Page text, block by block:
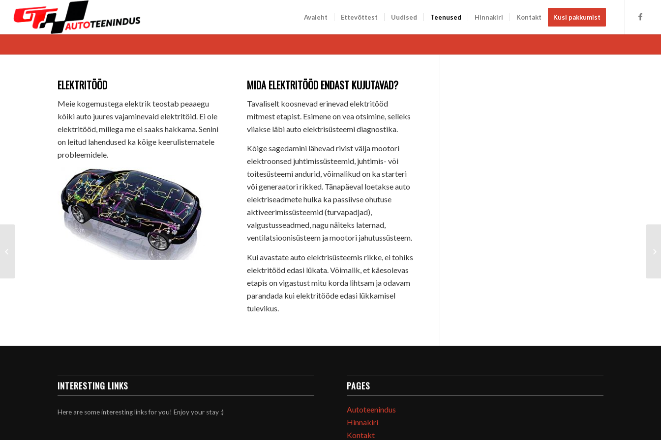
Avaleht Ettevõttest Uudised Teenused Hinnakiri Kontakt Küsi pakkumist
ELEKTRITÖÖD
Meie kogemustega elektrik teostab peaaegu
kõiki auto juures vajaminevaid elektritöid. Ei ole
elektritööd, millega me ei saaks hakkama. Senini
on leitud lahendused ka kõige keerulistematele
probleemidele.
MIDA ELEKTRITÖÖD ENDAST KUJUTAVAD?
Tavaliselt koosnevad erinevad elektritööd
mitmest etapist. Esimene on vea otsimine, selleks
viiakse läbi auto elektrisüsteemi diagnostika.
Kõige sagedamini lähevad rivist välja mootori
elektroonsed juhtimissüsteemid, juhtimis- või
toitesüsteemi andurid, võimalikud on ka starteri
või generaatori rikked. Tänapäeval loetakse auto
elektriseadmete hulka ka passiivse ohutuse
aktiveerimissüsteemid (turvapadjad),
valgustusseadmed, nagu näiteks laternad,
ventilatsioonisüsteem ja mootori jahutussüsteem.
Kui avastate auto elektrisüsteemis rikke, ei tohiks
elektritööd edasi lükata. Võimalik, et käesolevas
etapis on vigastust mitu korda lihtsam ja odavam
parandada kui elektritööde edasi lükkamisel
tulevikus.
INTERESTING LINKS
Here are some interesting links for you! Enjoy your stay :)
PAGES
Autoteenindus
Hinnakiri
Kontakt